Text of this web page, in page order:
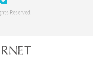
Reserved.